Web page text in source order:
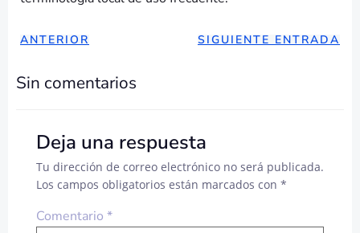
NAVEGACIÓN
DE
ANTERIOR SIGUIENTE ENTRADA
Sin comentarios
Deja una respuesta
Tu dirección de correo electrónico no será publicada.
Los campos obligatorios están marcados con *
Comentario *